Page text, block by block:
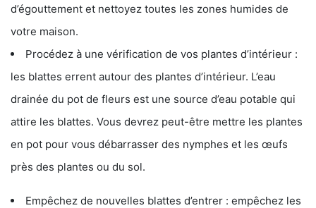
d’égouttement et nettoyez toutes les zones humides de
votre maison.
Procédez à une vérification de vos plantes d’intérieur :
les blattes errent autour des plantes d’intérieur. L’eau
drainée du pot de fleurs est une source d’eau potable qui
attire les blattes. Vous devrez peut-être mettre les plantes
en pot pour vous débarrasser des nymphes et les œufs
près des plantes ou du sol.
Empêchez de nouvelles blattes d’entrer : empêchez les